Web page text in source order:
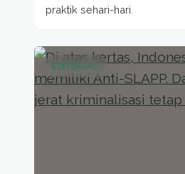
praktik sehari-hari.
EDITORIAL